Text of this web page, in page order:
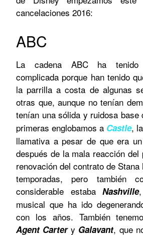
cancelaciones 2016:
ABC
La cadena ABC ha tenido
complicada porque han tenido
la parrilla a costa de algunas
otras que, aunque no tenían
tenían una sólida y ruidosa base
primeras englobamos a Castle,
llamativa a pesar de que era
después de la mala reacción del
renovación del contrato de
temporadas, pero también
considerable estabaNashville
musical que ha ido
con los años. También
Agent Cartery Galavant, que